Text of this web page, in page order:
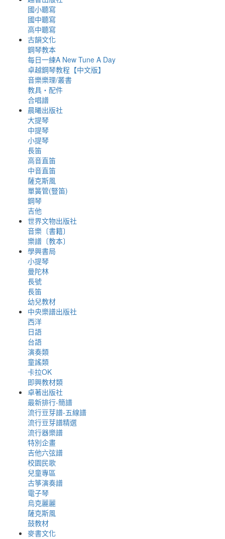
國小聽寫
國中聽寫
高中聽寫
古韻文化
鋼琴教本
每日一練A New Tune A Day
卓越鋼琴教程【中文版】
音樂樂理/叢書
教具‧配件
合唱譜
晨曦出版社
大提琴
中提琴
小提琴
長笛
高音直笛
中音直笛
薩克斯風
單簧管(豎笛)
鋼琴
吉他
世界文物出版社
音樂〔書籍〕
樂譜〔教本〕
學興書局
小提琴
曼陀林
長號
長笛
幼兒教材
中央樂譜出版社
西洋
日語
台語
演奏類
童謠類
卡拉OK
即興教材類
卓著出版社
最新排行-簡譜
流行豆芽譜-五線譜
流行豆芽譜精選
流行器樂譜
特別企畫
吉他六弦譜
校園民歌
兒童專區
古箏演奏譜
電子琴
烏克麗麗
薩克斯風
鼓教材
麥書文化